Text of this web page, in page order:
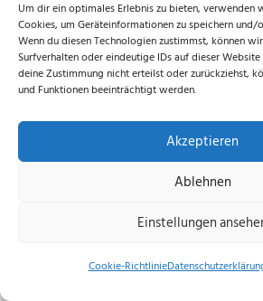
Um dir ein optimales Erlebnis zu bieten, verwenden
Cookies, um Geräteinformationen zu speichern und/
Wenn du diesen Technologien zustimmst, können
Surfverhalten oder eindeutige IDs auf dieser
deine Zustimmung nicht erteilst oder zurückziehst,
und Funktionen beeinträchtigt werden.
Akzeptieren
Ablehnen
Einstellungen
Cookie-Richtlinie
Datenschutzerklärung|
Richtlinie (EU)
© 2026 echus.de